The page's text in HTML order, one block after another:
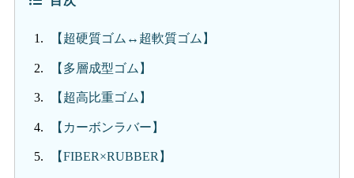
【超硬質ゴム↔超軟質ゴム】
【多層成型ゴム】
【超高比重ゴム】
【カーボンラバー】
【FIBER×RUBBER】